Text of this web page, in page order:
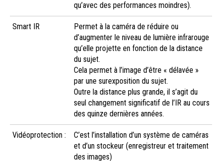
qu’avec des performances moindres).
Smart IR
Permet à la caméra de réduire ou
d’augmenter le niveau de lumière infrarouge
qu’elle projette en fonction de la distance
du sujet.
Cela permet à l’image d’être « délavée »
par une surexposition du sujet.
Outre la distance plus grande, il s’agit du
seul changement significatif de l’IR au cours
des quinze dernières années.
Vidéoprotection :
C’est l’installation d’un système de caméras
et d’un stockeur (enregistreur et traitement
des images)